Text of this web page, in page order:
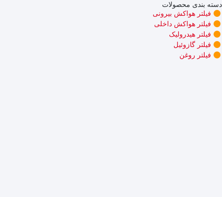
دسته بندی محصولات
فیلتر هواکش بیرونی
فیلتر هواکش داخلی
فیلتر هیدرولیک
فیلتر گازوئیل
فیلتر روغن